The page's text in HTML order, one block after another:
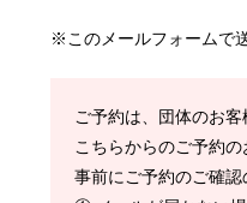
※このメールフォームで
ご予約は、団体のお
こちらからのご予約の
事前にご予約のご確認